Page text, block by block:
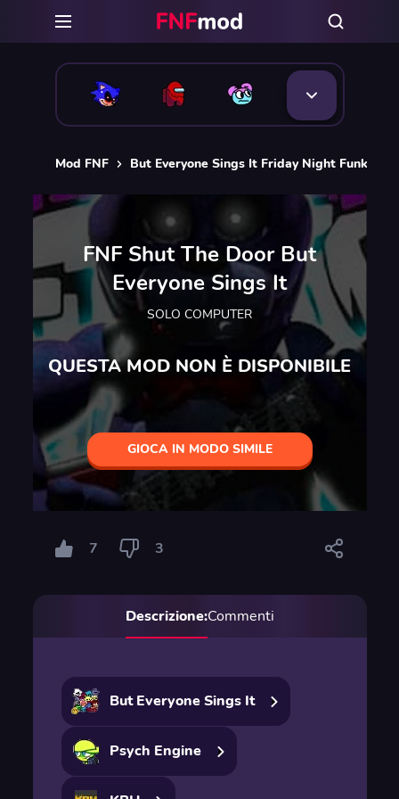
Mod FNF But Everyone Sings It Friday Night Funkin
FNF Shut The Door But
Everyone Sings It
SOLO COMPUTER
QUESTA MOD NON È DISPONIBILE
GIOCA IN MODO SIMILE
7 3
Descrizione:Commenti
But Everyone Sings It
Psych Engine